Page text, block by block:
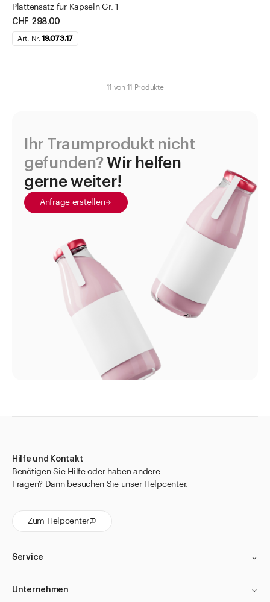
Kosmetik
Diverses
Direkt zu
Plattensatz für Kapseln Gr. 1
CHF 298.00
Art.-Nr.19.073.17
11 von 11 Produkte
Ihr Traumprodukt nicht
gefunden? Wir helfen
gerne weiter!
Anfrage erstellen
Hilfe und Kontakt
Benötigen Sie Hilfe oder haben andere
Fragen? Dann besuchen Sie unser Helpcenter.
Zum Helpcenter
Service
Unternehmen